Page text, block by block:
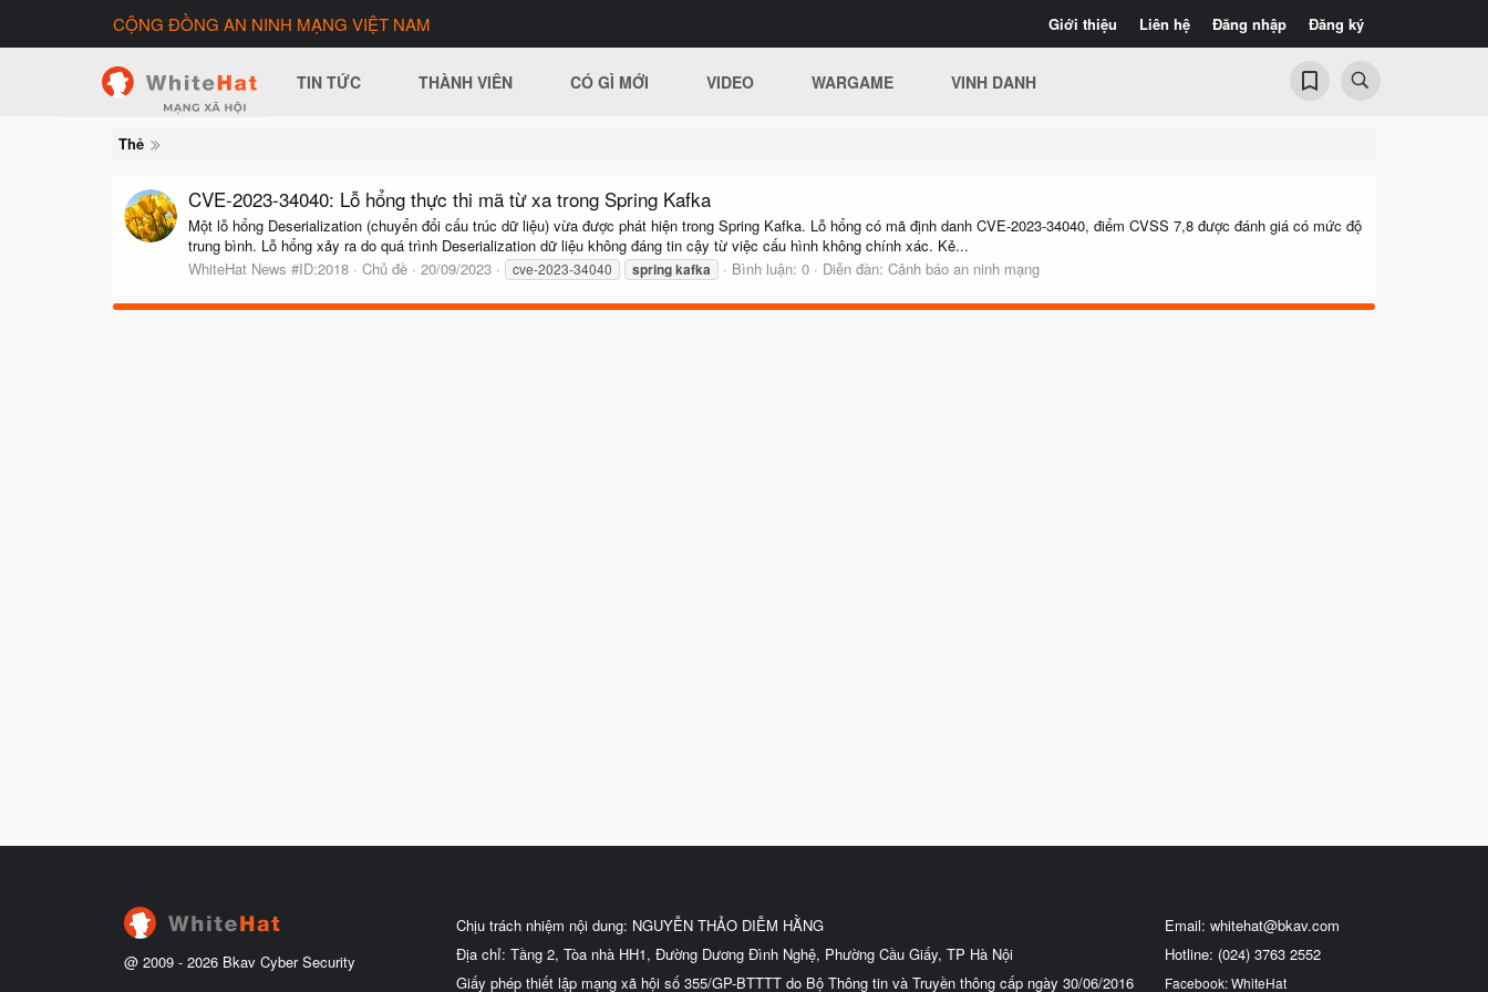
Giới thiệu Liên hệ Đăng nhập Đăng ký
CỘNG ĐỒNG AN NINH MẠNG VIỆT NAM
TIN TỨC THÀNH VIÊN CÓ GÌ MỚI VIDEO WARGAME VINH DANH
Thẻ
CVE-2023-34040: Lỗ hổng thực thi mã từ xa trong Spring Kafka
Một lỗ hổng Deserialization (chuyển đổi cấu trúc dữ liệu) vừa được phát hiện trong Spring Kafka. Lỗ hổng có mã định danh CVE-2023-34040, điểm CVSS 7,8 được đánh giá có mức độ
trung bình. Lỗ hổng xảy ra do quá trình Deserialization dữ liệu không đáng tin cậy từ việc cấu hình không chính xác. Kẻ...
WhiteHat News #ID:2018
Chủ đề 20/09/2023 cve-2023-34040 springkafka Bình luận: 0 Diễn đàn: Cảnh báo an ninh mạng
@ 2009 - 2026 Bkav Cyber Security
Chịu trách nhiệm nội dung: NGUYỄN THẢO DIỄM HẰNG
Địa chỉ: Tầng 2, Tòa nhà HH1, Đường Dương Đình Nghệ, Phường Cầu Giấy, TP Hà Nội
Giấy phép thiết lập mạng xã hội số 355/GP-BTTTT do Bộ Thông tin và Truyền thông cấp ngày 30/06/2016
Email: whitehat@bkav.com
Hotline: (024) 3763 2552
Facebook: WhiteHat